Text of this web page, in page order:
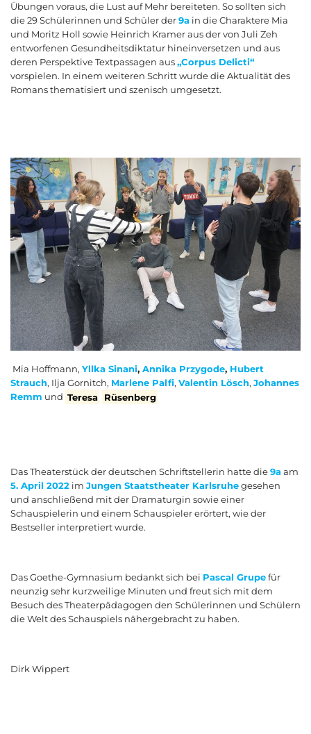
Übungen voraus, die Lust auf Mehr bereiteten. So sollten sich
die 29 Schülerinnen und Schüler der9a in die Charaktere Mia
und Moritz Holl sowie Heinrich Kramer aus der von Juli Zeh
entworfenen Gesundheitsdiktatur hineinversetzen und aus
deren Perspektive Textpassagen aus„Corpus Delicti“
vorspielen. In einem weiteren Schritt wurde die Aktualität des
Romans thematisiert und szenisch umgesetzt.
Mia Hoffmann, Yllka Sinani, Annika Przygode, Hubert
Strauch, Ilja Gornitch, Marlene Palfi, Valentin Lösch, Johannes
Remm und Teresa Rüsenberg
Das Theaterstück der deutschen Schriftstellerin hatte die9aam
5. April 2022 im Jungen Staatstheater Karlsruhegesehen
und anschließend mit der Dramaturgin sowie einer
Schauspielerin und einem Schauspieler erörtert, wie der
Bestseller interpretiert wurde.
Das Goethe-Gymnasium bedankt sich bei Pascal Grupefür
neunzig sehr kurzweilige Minuten und freut sich mit dem
Besuch des Theaterpädagogen den Schülerinnen und Schülern
die Welt des Schauspiels nähergebracht zu haben.
Dirk Wippert